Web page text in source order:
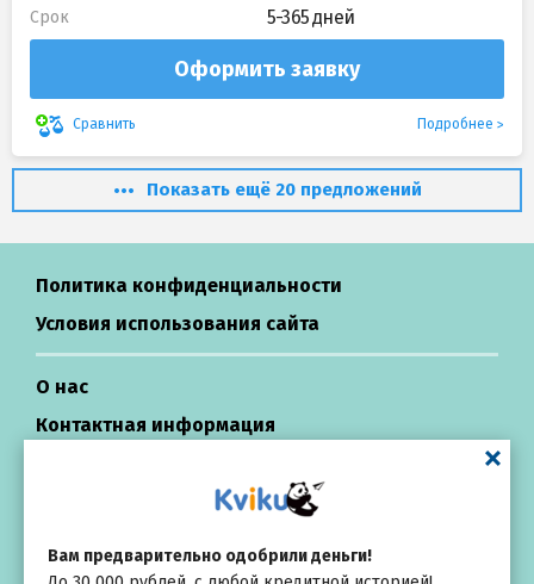
Срок 5-365 дней
Оформить заявку
Сравнить Подробнее
Вам предварительно одобрили деньги!
Показать ещё 20 предложений
Политика конфиденциальности
Условия использования сайта
О нас
Контактная информация
Займы в России